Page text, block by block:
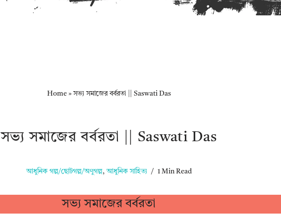
Home»সভ্য সমাজের বর্বরতা || Saswati Das
সভ্য সমাজের বর্বরতা || Saswati Das
আধুনিক গল্প/ছোটগল্প/অণুগল্প,আধুনিক সাহিত্য 1 Min Read
সভ্য সমাজের বর্বরতা